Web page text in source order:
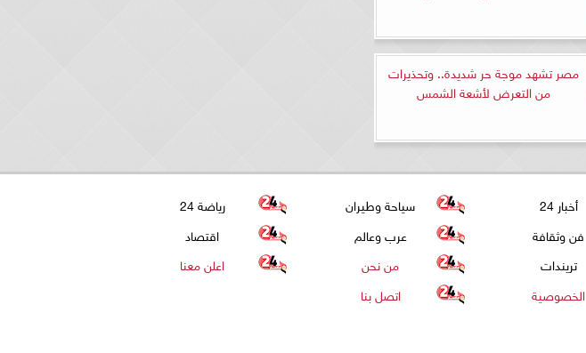
مصر تشهد موجة حر شديدة.. وتحذيرات
من التعرض لأشعة الشمس
أخبار 24 سياحة وطيران
رياضة 24
فن وثقافة عرب وعالم
اقتصاد
تريندات من نحن
اعلن معنا
الخصوصية
اتصل بنا